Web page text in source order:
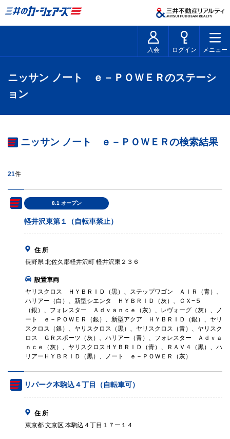
入会 ログイン メニュー
ニッサン ノート ｅ－ＰＯＷＥＲのステーシ
ョン
ニッサン ノート ｅ－ＰＯＷＥＲの検索結果
21件
8.1 オープン
軽井沢東第１（自転車禁止）
住 所
長野県 北佐久郡軽井沢町 軽井沢東２３６
設置車両
ヤリスクロス ＨＹＢＲＩＤ（黒）、ステップワゴン ＡＩＲ（青）、
ハリアー（白）、新型シエンタ ＨＹＢＲＩＤ（灰）、ＣＸ−５
（銀）、フォレスター Ａｄｖａｎｃｅ（灰）、レヴォーグ（灰）、ノ
ート ｅ－ＰＯＷＥＲ（銀）、新型アクア ＨＹＢＲＩＤ（銀）、ヤリ
スクロス（銀）、ヤリスクロス（黒）、ヤリスクロス（青）、ヤリスク
ロス ＧＲスポーツ（灰）、ハリアー（青）、フォレスター Ａｄｖａ
ｎｃｅ（灰）、ヤリスクロスＨＹＢＲＩＤ（青）、ＲＡＶ４（黒）、ハ
リアーＨＹＢＲＩＤ（黒）、ノート ｅ－ＰＯＷＥＲ（灰）
リパーク本駒込４丁目（自転車可）
住 所
東京都 文京区 本駒込４丁目１７ー１４